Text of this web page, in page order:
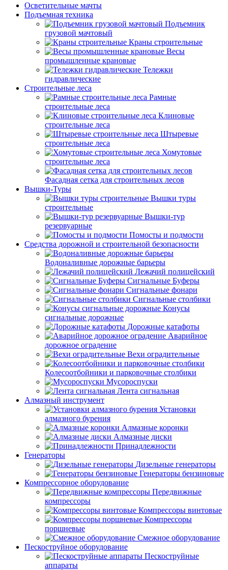
Осветительные мачты
Подъемная техника
Подъемник
грузовой мачтовый
Краны строительные
Весы
промышленные крановые
Тележки
гидравлические
Строительные леса
Рамные
строительные леса
Клиновые
строительные леса
Штыревые
строительные леса
Хомутовые
строительные леса
Фасадная сетка для строительных лесов
Вышки-Туры
Вышки туры
строительные
Вышки-тур
резервуарные
Помосты и подмости
Средства дорожной и строительной безопасности
Водоналивные дорожные барьеры
Лежачий полицейский
Сигнальные Буферы
Сигнальные фонари
Сигнальные столбики
Конусы
сигнальные дорожные
Дорожные катафоты
Аварийное
дорожное оградение
Вехи оградительные
Колесоотбойники и парковочные столбики
Мусороспуски
Лента сигнальная
Алмазный инструмент
Установки
алмазного бурения
Алмазные коронки
Алмазные диски
Принадлежности
Генераторы
Дизельные генераторы
Генераторы бензиновые
Компрессорное оборудование
Передвижные
компрессоры
Компрессоры винтовые
Компрессоры
поршневые
Смежное оборудование
Пескоструйное оборудование
Пескоструйные
аппараты